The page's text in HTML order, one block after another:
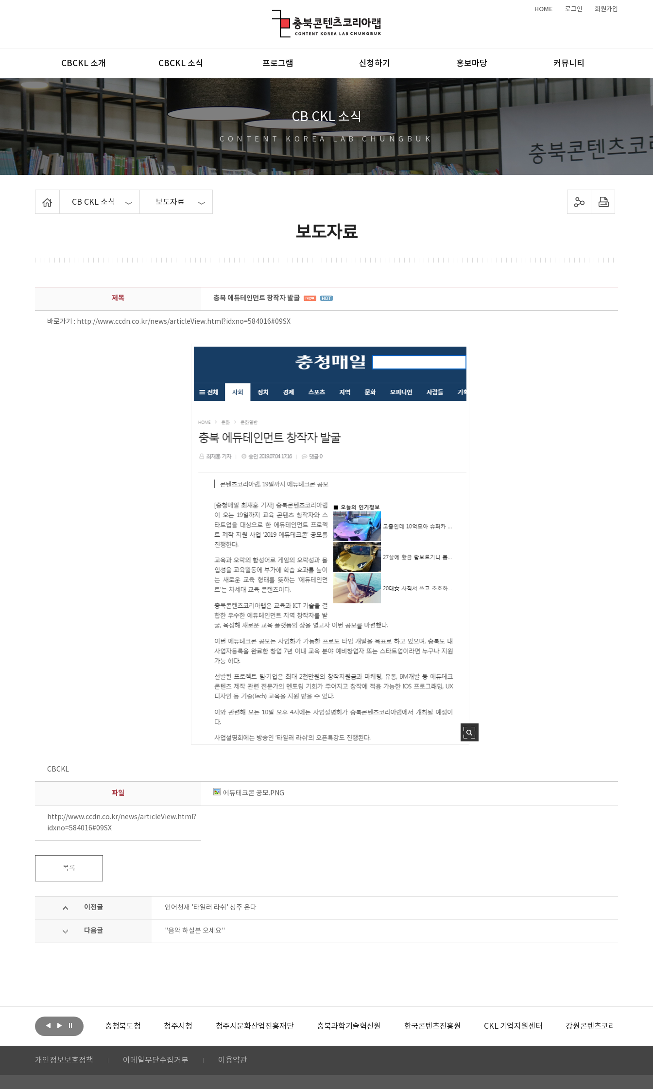
HOME 로그인 회원가입
메뉴
CBCKL 소개 CBCKL 소식 프로그램 신청하기 홍보마당 커뮤니티
CB CKL 소식
CONTENT KOREA LAB CHUNGBUK
CB CKL 소식 보도자료 sns 공유하기 프린트하기
보도자료
보도자료 상세보기 - 제목, 담당부서, 담당자, 담당연락처, 내용, 첨부파일 정보 제공
제목 충북 에듀테인먼트 창작자 발굴
바로가기 : http://www.ccdn.co.kr/news/articleView.html?idxno=584016#09SX
CBCKL
파일 에듀테크콘 공모.PNG
http://www.ccdn.co.kr/news/articleView.html?
idxno=584016#09SX
목록
이전글 언어천재 '타일러 라쉬' 청주 온다
다음글 "음악 하실분 오세요"
문화체육관광부 충청북도청 청주시청 청주시문화산업진흥재단 충북과학기술혁신원 한국콘텐츠진흥원 CKL 기업지원센터 강원콘텐츠코리아랩
개인정보보호정책 이메일무단수집거부 이용약관